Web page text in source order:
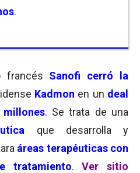
.
francés Sanofi
cerró la
Kadmon en un deal
. Se trata de una
que desarrolla y
áreas terapéuticas con
tratamiento.Ver sitio